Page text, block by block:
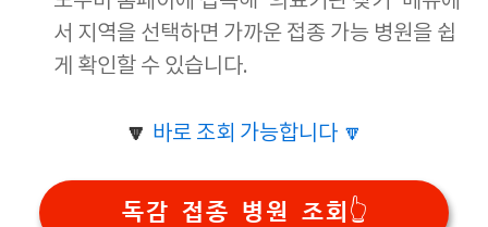
서 지역을 선택하면 가까운 접종 가능 병원을 쉽
게 확인할 수 있습니다.
🔽 바로 조회 가능합니다 🔽
독감 접종 병원 조회👆